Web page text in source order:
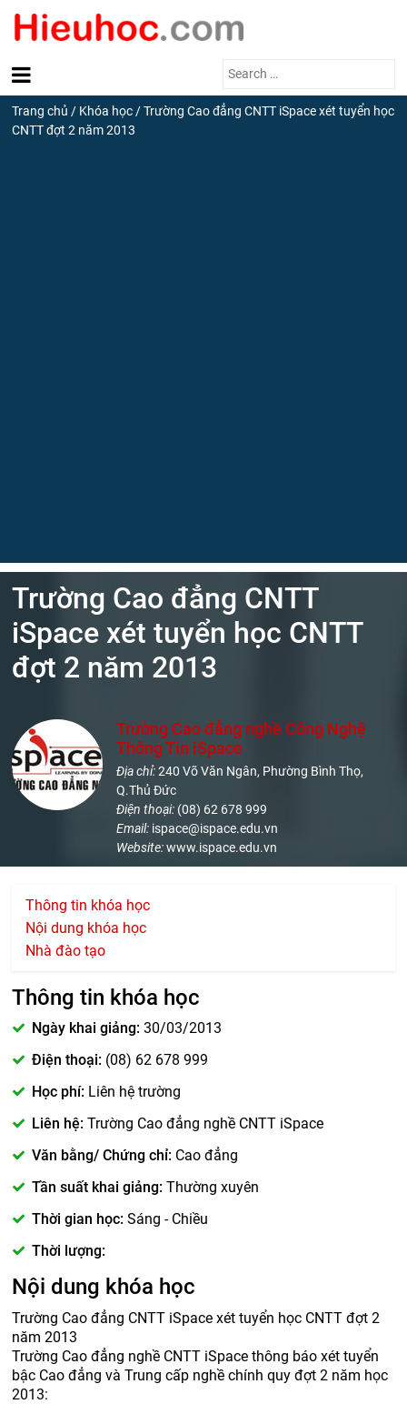
Search
Trang chủ / Khóa học /Trường Cao đẳng CNTT iSpace xét tuyển học
CNTT đợt 2 năm 2013
Trường Cao đẳng CNTT
iSpace xét tuyển học CNTT
đợt 2 năm 2013
Trường Cao đẳng nghề Công Nghệ
Thông Tin iSpace
Địa chỉ:240 Võ Văn Ngân, Phường Bình Thọ,
Q.Thủ Đức
Điện thoại: (08) 62 678 999
Email: ispace@ispace.edu.vn
Website:www.ispace.edu.vn
Thông tin khóa học
Nội dung khóa học
Nhà đào tạo
Thông tin khóa học
Ngày khai giảng: 30/03/2013
Điện thoại: (08) 62 678 999
Học phí: Liên hệ trường
Liên hệ: Trường Cao đẳng nghề CNTT iSpace
Văn bằng/ Chứng chỉ: Cao đẳng
Tần suất khai giảng: Thường xuyên
Thời gian học: Sáng - Chiều
Thời lượng:
Nội dung khóa học
Trường Cao đẳng CNTT iSpace xét tuyển học CNTT đợt 2
năm 2013
Trường Cao đẳng nghề CNTT iSpace thông báo xét tuyển
bậc Cao đẳng và Trung cấp nghề chính quy đợt 2 năm học
2013: